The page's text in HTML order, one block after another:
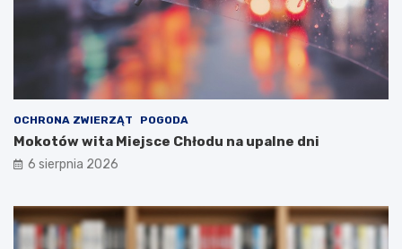
OCHRONA ZWIERZĄT POGODA
Mokotów wita Miejsce Chłodu na upalne dni
6 sierpnia 2026